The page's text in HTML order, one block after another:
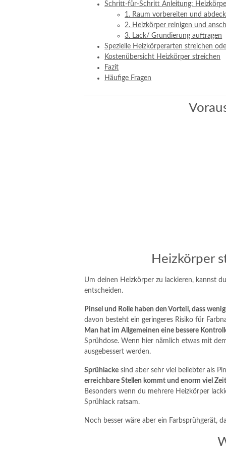
Schritt-für-Schritt Anleitung:
1. Raum vorbereiten und
2. Heizkörper reinigen und
3. Lack/ Grundierung auftragen
Spezielle Heizkörperarten streichen
Kostenübersicht Heizkörper streichen
Fazit
Häufige Fragen
Heizkörper
Um deinen Heizkörper zu lackieren, kannst
entscheiden.
Pinsel und Rolle haben den Vorteil, dass
davon besteht ein geringeres Risiko für
Man hat im Allgemeinen eine bessere
Sprühdose. Wenn hier nämlich etwas mit
ausgebessert werden.
Sprühlacke sind aber sehr viel beliebter als
erreichbare Stellen kommt und enorm viel
Besonders wenn du mehrere Heizkörper
Sprühlack ratsam.
Noch besser wäre aber ein Farbsprühgerät,